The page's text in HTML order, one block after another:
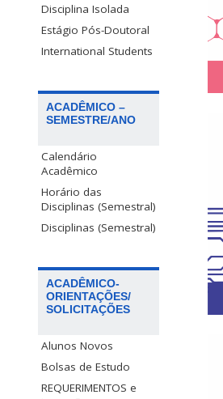
Disciplina Isolada
Estágio Pós-Doutoral
International Students
ACADÊMICO –
SEMESTRE/ANO
Calendário
Acadêmico
Horário das
Disciplinas (Semestral)
Disciplinas (Semestral)
ACADÊMICO-
ORIENTAÇÕES/
SOLICITAÇÕES
Alunos Novos
Bolsas de Estudo
REQUERIMENTOS e